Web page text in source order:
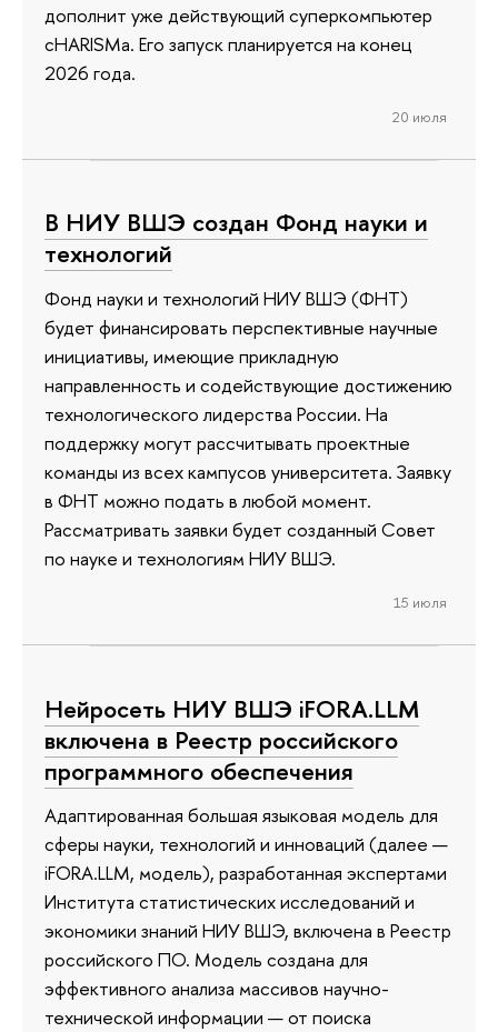
дополнит уже действующий суперкомпьютер
cHARISMa. Его запуск планируется на конец
2026 года.
20 июля
В НИУ ВШЭ создан Фонд науки и
технологий
Фонд науки и технологий НИУ ВШЭ (ФНТ)
будет финансировать перспективные научные
инициативы, имеющие прикладную
направленность и содействующие достижению
технологического лидерства России. На
поддержку могут рассчитывать проектные
команды из всех кампусов университета. Заявку
в ФНТ можно подать в любой момент.
Рассматривать заявки будет созданный Совет
по науке и технологиям НИУ ВШЭ.
15 июля
Нейросеть НИУ ВШЭ iFORA.LLM
включена в Реестр российского
программного обеспечения
Адаптированная большая языковая модель для
сферы науки, технологий и инноваций (далее —
iFORA.LLM, модель), разработанная экспертами
Института статистических исследований и
экономики знаний НИУ ВШЭ, включена в Реестр
российского ПО. Модель создана для
эффективного анализа массивов научно-
технической информации — от поиска